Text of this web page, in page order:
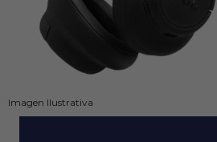
Imagen Ilustrativa